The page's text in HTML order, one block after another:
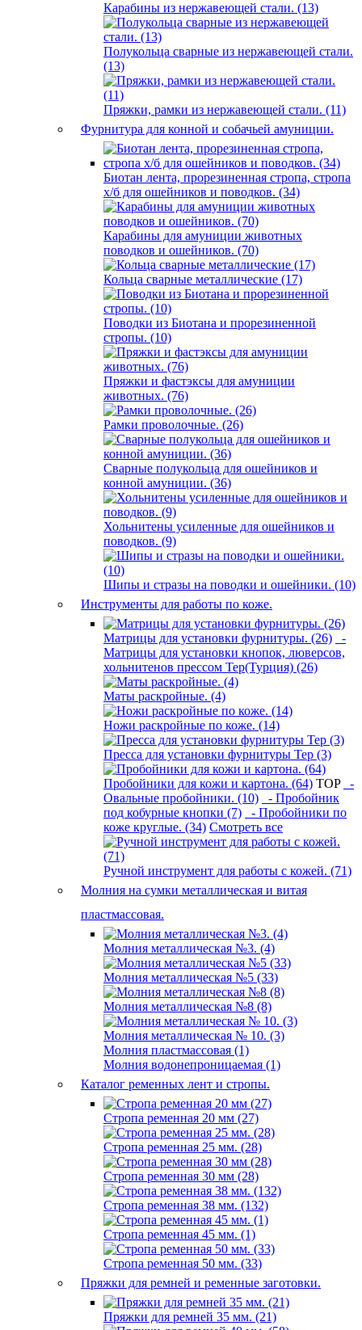
Карабины из нержавеющей стали. (13)
Полукольца сварные из нержавеющей стали.
(13)
Пряжки, рамки из нержавеющей стали. (11)
Фурнитура для конной и собачьей амуниции.
Биотан лента, прорезиненная стропа, стропа
х/б для ошейников и поводков. (34)
Карабины для амуниции животных
поводков и ошейников. (70)
Кольца сварные металлические (17)
Поводки из Биотана и прорезиненной
стропы. (10)
Пряжки и фастэксы для амуниции
животных. (76)
Рамки проволочные. (26)
Сварные полукольца для ошейников и
конной амуниции. (36)
Хольнитены усиленные для ошейников и
поводков. (9)
Шипы и стразы на поводки и ошейники. (10)
Инструменты для работы по коже.
Матрицы для установки фурнитуры. (26)
-
Матрицы для установки кнопок, люверсов,
хольнитенов прессом Tep(Турция) (26)
Маты раскройные. (4)
Ножи раскройные по коже. (14)
Пресса для установки фурнитуры Tep (3)
Пробойники для кожи и картона. (64) TOP
-
Овальные пробойники. (10)
- Пробойник
под кобурные кнопки (7)
- Пробойники по
коже круглые. (34) Смотреть все
Ручной инструмент для работы с кожей. (71)
Молния на сумки металлическая и витая
пластмассовая.
Молния металлическая №3. (4)
Молния металлическая №5 (33)
Молния металлическая №8 (8)
Молния металлическая № 10. (3)
Молния пластмассовая (1)
Молния водонепроницаемая (1)
Каталог ременных лент и стропы.
Стропа ременная 20 мм (27)
Стропа ременная 25 мм. (28)
Стропа ременная 30 мм (28)
Стропа ременная 38 мм. (132)
Стропа ременная 45 мм. (1)
Стропа ременная 50 мм. (33)
Пряжки для ремней и ременные заготовки.
Пряжки для ремней 35 мм. (21)